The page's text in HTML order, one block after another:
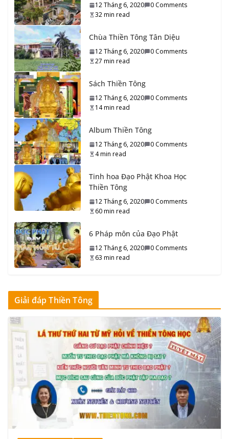
34_Tổ sư Thiền Tông đời Thứ ba mươi tư
10 Tháng 9, 2020
33_Tổ sư Thiền Tông đời Thứ ba mươi ba
10 Tháng 9, 2020
32_Tổ sư Thiền Tông đời Thứ ba mươi hai
10 Tháng 9, 2020 0 Comments 15 min read
31_Tổ sư Thiền Tông đời Thứ ba mươi mốt
10 Tháng 9, 2020 0 Comments
30_Tổ sư Thiền Tông đời Thứ ba mươi
10 Tháng 9, 2020
Ham muốn trở về Phật Giới
16 Tháng 9, 2020 0 Comments 5 min read
5 min read
12 Tháng 6, 2020
0 Comments
32 min read
Chùa Thiền Tông Tân Diệu
12 Tháng 6, 2020
0 Comments
27 min read
Sách Thiền Tông
12 Tháng 6, 2020
0 Comments
14 min read
Album Thiền Tông
12 Tháng 6, 2020
0 Comments
4 min read
Tinh hoa Đạo Phật Khoa Học
Thiền Tông
12 Tháng 6, 2020
0 Comments
60 min read
6 Pháp môn của Đạo Phật
12 Tháng 6, 2020
0 Comments
63 min read
Giải đáp Thiền Tông